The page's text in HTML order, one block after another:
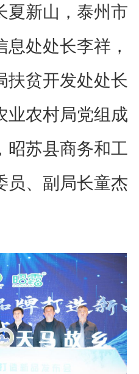
夏新山，泰州市
处处长李祥，
扶贫开发处处长
业农村局党组成
昭苏县商务和工
员、副局长童杰